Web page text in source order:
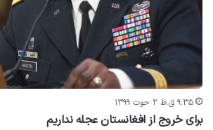
۹:۳۵ ق.ظ ۲ حوت ۱۳۹۹
برای خروج از افغانستان عجله نداریم